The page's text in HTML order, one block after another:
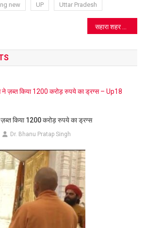
new UP Uttar Pradesh
सहारा शहर से हटेगा कब्जा, गूँजेगी लोकतंत्र की आवाज: 245 एकड़ में बनेगा यूपी का नया विधानभवन
ज़ब्त किया 1200 करोड़ रुपये का ड्रग्स
Dr. Bhanu Pratap Singh